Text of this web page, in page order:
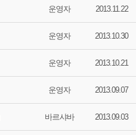
운영자 2013.11.22
운영자 2013.10.30
운영자 2013.10.21
운영자 2013.09.07
바르샤바 2013.09.03